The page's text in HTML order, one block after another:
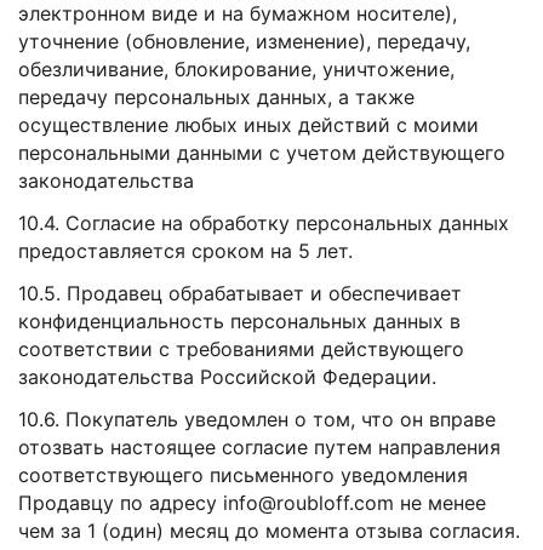
электронном виде и на бумажном носителе),
уточнение (обновление, изменение), передачу,
обезличивание, блокирование, уничтожение,
передачу персональных данных, а также
осуществление любых иных действий с моими
персональными данными с учетом действующего
законодательства
10.4. Согласие на обработку персональных данных
предоставляется сроком на 5 лет.
10.5. Продавец обрабатывает и обеспечивает
конфиденциальность персональных данных в
соответствии с требованиями действующего
законодательства Российской Федерации.
10.6. Покупатель уведомлен о том, что он вправе
отозвать настоящее согласие путем направления
соответствующего письменного уведомления
Продавцу по адресу info@roubloff.com не менее
чем за 1 (один) месяц до момента отзыва согласия.